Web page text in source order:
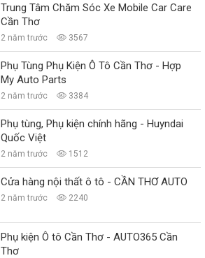
Trung Tâm Chăm Sóc Xe Mobile Car Care
Cần Thơ
2 năm trước 3567
Phụ Tùng Phụ Kiện Ô Tô Cần Thơ - Hợp
My Auto Parts
2 năm trước 3384
Phụ tùng, Phụ kiện chính hãng - Huyndai
Quốc Việt
2 năm trước 1512
Cửa hàng nội thất ô tô - CẦN THƠ AUTO
2 năm trước 2240
Phụ kiện Ô tô Cần Thơ - AUTO365 Cần
Thơ